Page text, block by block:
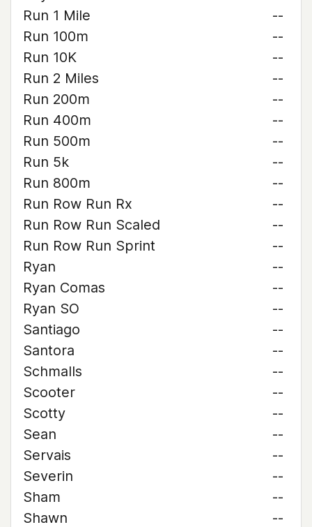
Run 1 Mile
--
Run 100m
--
Run 10K
--
Run 2 Miles
--
Run 200m
--
Run 400m
--
Run 500m
--
Run 5k
--
Run 800m
--
Run Row Run Rx
--
Run Row Run Scaled
--
Run Row Run Sprint
--
Ryan
--
Ryan Comas
--
Ryan SO
--
Santiago
--
Santora
--
Schmalls
--
Scooter
--
Scotty
--
Sean
--
Servais
--
Severin
--
Sham
--
Shawn
--